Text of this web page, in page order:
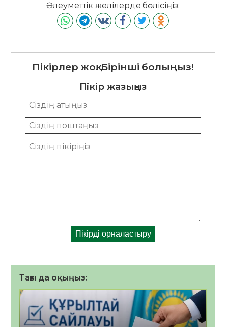
Әлеуметтік желілерде бөлісіңіз:
Пікірлер жоқ. Бірінші болыңыз!
Пікір жазыңыз
Тағы да оқыңыз: